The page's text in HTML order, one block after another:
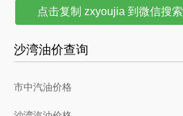
点击复制 zxyoujia 到微信搜索
沙湾油价查询
市中汽油价格